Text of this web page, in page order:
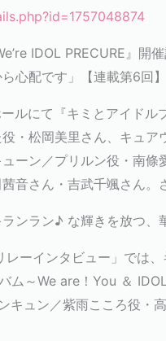
IDOL PRECURE』
心配です」【連載第6回】
ルにて『キミとアイド
・松岡美里さん、キュ
ーン／プリルン役・南
音さん・吉武千颯さん
ンラン♪ な輝きを放つ、
ーインタビュー」では
～We are！You ＆
ュン／紫雨こころ役・